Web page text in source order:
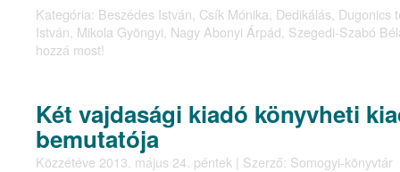
Kategória: Beszédes István Csík Mónika Dedikálás Dugonics
István Mikola Gyöngyi Nagy Abonyi Árpád Szegedi-Szabó
hozzá most!
Két vajdasági kiadó könyvheti
bemutatója
Közzétéve 2013. május 24. péntek | Szerző: Somogyi-könyvtár